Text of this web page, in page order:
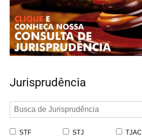
Jurisprudência
STF STJ
TJAC